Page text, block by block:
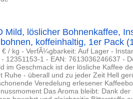
Mild, löslicher Bohnenkaffee,
koffeinhaltig, 1er Pack
/ kg - VerfÃ¼gbarkeit: Auf Lager -
12351153-1 - EAN: 7613036246637 -
im Geschmack ist der lösliche Kaffee
Ruhe - überall und zu jeder Zeit Hell
Veredelung erlesener
Das Aroma bleibt: Dank